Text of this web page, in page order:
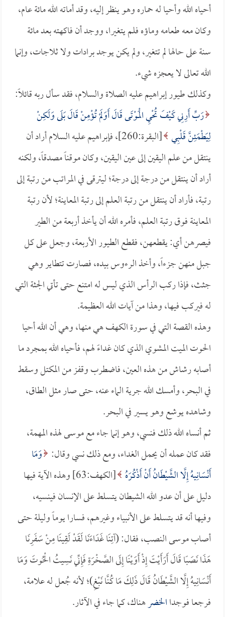
أحياه الله وأحيا له حماره وهو ينظر إليه، وقد أماته الله مائة عام،
وكان معه طعامه وماؤه فلم يتغيرا، ووجد أن فاكهته بعد مائة
سنة على حالها لم تتغير، ولم يكن يوجد برادات ولا ثلاجات، وإنما
الله تعالى لا يعجزه شيء.
وكذلك طيور إبراهيم عليه الصلاة والسلام، فقد سأل ربه قائلاً:
رَبِّ أَرِنِي كَيْفَ تُحْيِ الْمَوْتَى قَالَ أَوَلَمْ تُؤْمِنْ قَالَ بَلَى وَلَكِنْ
لِيَطْمَئِنَّ قَلْبِي
[البقرة:260]، فإبراهيم عليه السلام أراد أن
ينتقل من علم اليقين إلى عين اليقين، وكان موقناً مصدقاً، ولكنه
أراد أن ينتقل من درجة إلى درجة؛ ليترقى في المراتب من رتبة إلى
رتبة، فأراد أن ينتقل من رتبة العلم إلى رتبة المعاينة؛ لأن رتبة
المعاينة فوق رتبة العلم، فأمره الله أن يأخذ أربعة من الطير
فيصرهن أي: يقطعهن، فقطع الطيور الأربعة، وجعل على كل
جبل منهن جزءاً، وأخذ الرءوس بيده، فصارت تتطاير وهي
جثث، فإذا ركب الرأس الذي ليس له امتنع حتى تأتي الجثة التي
له فيركب فيها، وهذا من آيات الله العظيمة.
وهذه القصة التي في سورة الكهف هي منها، وهي أن الله أحيا
الحوت الميت المشوي الذي كان غداءً لهم، فأحياه الله بمجرد ما
أصابه رشاش من هذه العين، فاضطرب وقفز من المكتل وسقط
في البحر، وأمسك الله جرية الماء عنه، حتى صار مثل الطاق،
وشاهده يوشع وهو يسير في البحر.
ثم أنساه الله ذلك فنسي، وهو إنما جاء مع موسى لهذه المهمة،
فقد كان عمله أن يحمل الغداء، ومع ذلك نسي وقال: وَمَا
أَنْسَانِيهُ إِلَّا الشَّيْطَانُ أَنْ أَذْكُرَهُ
[الكهف:63] وهذه الآية فيها
دليل على أن عدو الله الشيطان يتسلط على الإنسان فينسيه،
وفيها أنه قد يتسلط على الأنبياء وغيرهم، فسارا يوماً وليلة حتى
أصاب موسى النصب، فقال: (آتِنَا غَدَاءَنَا لَقَدْ لَقِينَا مِنْ سَفَرِنَا
هَذَا نَصَبًا قَالَ أَرَأَيْتَ إِذْ أَوَيْنَا إِلَى الصَّخْرَةِ فَإِنِّي نَسِيتُ الْحُوتَ وَمَا
أَنْسَانِيهُ إِلَّا الشَّيْطَانُ قَالَ ذَلِكَ مَا كُنَّا نَبْغِ)؛ لأنه جُعل له علامة،
فرجعا فوجداالخضرهناك، كما جاء في الآثار.